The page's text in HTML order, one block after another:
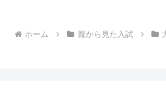
ホーム 親から見た入試